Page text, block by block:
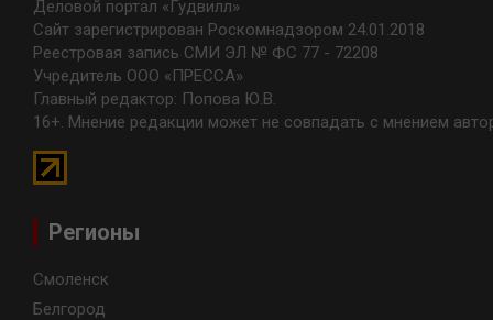
Деловой портал «Гудвилл»
Сайт зарегистрирован Роскомнадзором 24.01.2018
Реестровая запись СМИ ЭЛ № ФС 77 - 72208
Учредитель ООО «ПРЕССА»
Главный редактор: Попова Ю.В.
16+. Мнение редакции может не совпадать с мнением
Регионы
Смоленск
Белгород